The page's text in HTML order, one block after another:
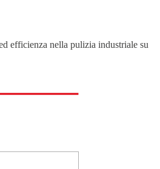
efficienza nella pulizia industriale su